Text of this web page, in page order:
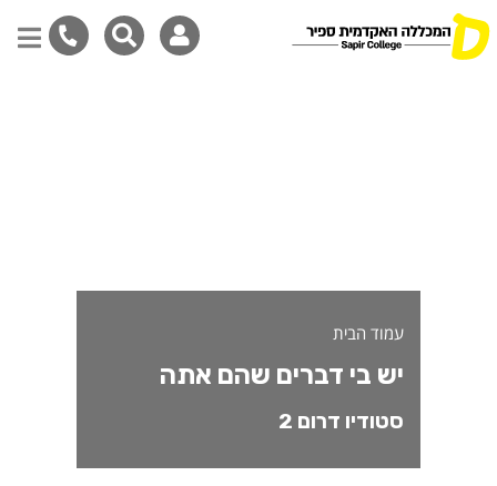
עמוד הבית
יש בי דברים שהם אתה
סטודיו דרום 2